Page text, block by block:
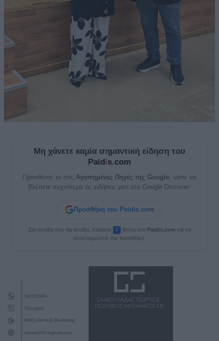
Μη χάνετε καμία σημαντική είδηση του
Paid is.com
Προσθέστε το στις Αγαπημένες Πηγές της Google, ώστε να
βλέπετε συχνότερα τις ειδήσεις μας στο Google Discover.
Προσθήκη του Paidis.com
Στη σελίδα που θα ανοίξει, πατήστε ✓ δίπλα στο Paid is.com για να
ολοκληρώσετε την προσθήκη.